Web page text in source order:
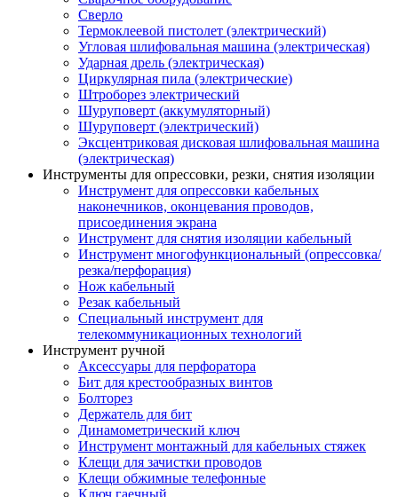
Сверло
Термоклеевой пистолет (электрический)
Угловая шлифовальная машина (электрическая)
Ударная дрель (электрическая)
Циркулярная пила (электрические)
Штроборез электрический
Шуруповерт (аккумуляторный)
Шуруповерт (электрический)
Эксцентриковая дисковая шлифовальная машина
(электрическая)
Инструменты для опрессовки, резки, снятия изоляции
Инструмент для опрессовки кабельных
наконечников, оконцевания проводов,
присоединения экрана
Инструмент для снятия изоляции кабельный
Инструмент многофункциональный (опрессовка/
резка/перфорация)
Нож кабельный
Резак кабельный
Специальный инструмент для
телекоммуникационных технологий
Инструмент ручной
Аксессуары для перфоратора
Бит для крестообразных винтов
Болторез
Держатель для бит
Динамометрический ключ
Инструмент монтажный для кабельных стяжек
Клещи для зачистки проводов
Клещи обжимные телефонные
Ключ гаечный